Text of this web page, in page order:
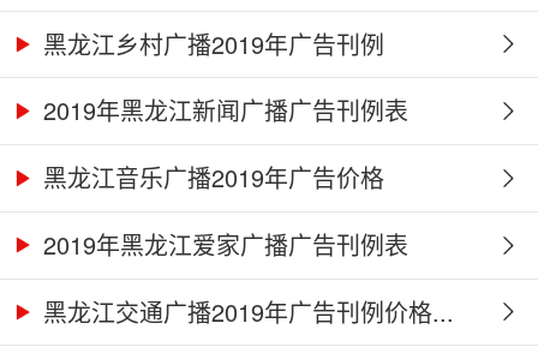
黑龙江乡村广播2019年广告刊例
2019年黑龙江新闻广播广告刊例表
黑龙江音乐广播2019年广告价格
2019年黑龙江爱家广播广告刊例表
黑龙江交通广播2019年广告刊例价格...